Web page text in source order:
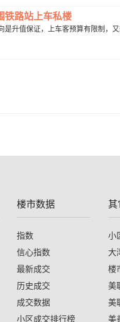
铁路站上车私楼
是升值保证，上车客预算有限制，
楼市数据
指数
信心指数
最新成交
历史成交
成交数据
小区成交排行榜
其
小
大
楼
美
美
美